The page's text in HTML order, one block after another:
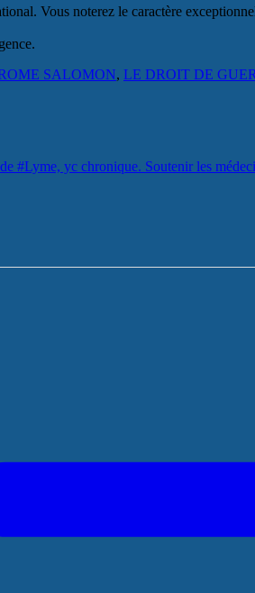
Vous noterez le caractère
SALOMON, LE DROIT DE
#Lyme, yc chronique. Soutenir les